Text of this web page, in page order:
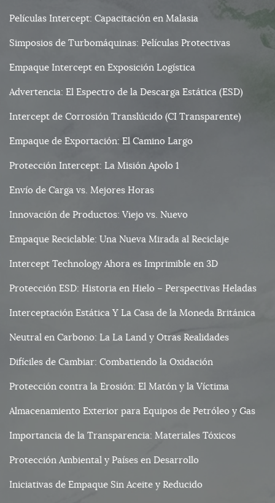
Películas Intercept: Capacitación en Malasia
Simposios de Turbomáquinas: Películas Protectivas
Empaque Intercept en Exposición Logística
Advertencia: El Espectro de la Descarga Estática (ESD)
Intercept de Corrosión Translúcido (CI Transparente)
Empaque de Exportación: El Camino Largo
Protección Intercept: La Misión Apolo 1
Envío de Carga vs. Mejores Horas
Innovación de Productos: Viejo vs. Nuevo
Empaque Reciclable: Una Nueva Mirada al Reciclaje
Intercept Technology Ahora es Imprimible en 3D
Protección ESD: Historia en Hielo – Perspectivas Heladas
Interceptación Estática Y La Casa de la Moneda Británica
Neutral en Carbono: La La Land y Otras Realidades
Difíciles de Cambiar: Combatiendo la Oxidación
Protección contra la Erosión: El Matón y la Víctima
Almacenamiento Exterior para Equipos de Petróleo y Gas
Importancia de la Transparencia: Materiales Tóxicos
Protección Ambiental y Países en Desarrollo
Iniciativas de Empaque Sin Aceite y Reducido